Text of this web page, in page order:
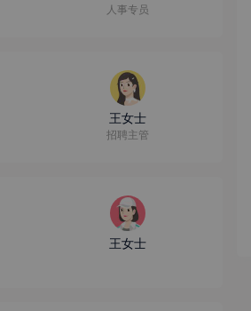
人事专员
王女士
招聘主管
王女士